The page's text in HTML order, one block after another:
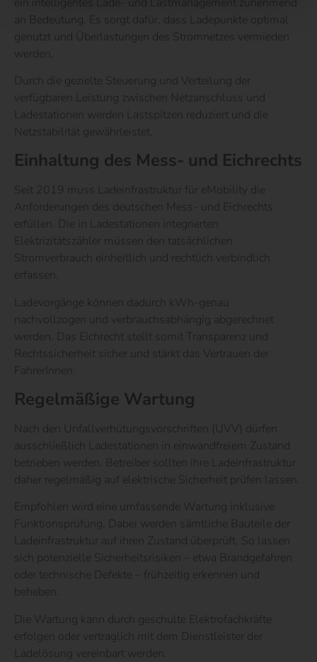
an Bedeutung. Es sorgt dafür, dass Ladepunkte optimal
genutzt und Überlastungen des Stromnetzes vermieden
werden.
Durch die gezielte Steuerung und Verteilung der
verfügbaren Leistung zwischen Netzanschluss und
Ladestationen werden Lastspitzen reduziert und die
Netzstabilität gewährleistet.
Einhaltung des Mess- und Eichrechts
Seit 2019 muss Ladeinfrastruktur für eMobility die
Anforderungen des deutschen Mess- und Eichrechts
erfüllen. Die in Ladestationen integrierten
Elektrizitätszähler müssen den tatsächlichen
Stromverbrauch einheitlich und rechtlich verbindlich
erfassen.
Ladevorgänge können dadurch kWh-genau
nachvollzogen und verbrauchsabhängig abgerechnet
werden. Das Eichrecht stellt somit Transparenz und
Rechtssicherheit sicher und stärkt das Vertrauen der
FahrerInnen.
Regelmäßige Wartung
Nach den Unfallverhütungsvorschriften (UVV) dürfen
ausschließlich Ladestationen in einwandfreiem Zustand
betrieben werden. Betreiber sollten ihre Ladeinfrastruktur
daher regelmäßig auf elektrische Sicherheit prüfen lassen.
Empfohlen wird eine umfassende Wartung inklusive
Funktionsprüfung. Dabei werden sämtliche Bauteile der
Ladeinfrastruktur auf ihren Zustand überprüft. So lassen
sich potenzielle Sicherheitsrisiken – etwa Brandgefahren
oder technische Defekte – frühzeitig erkennen und
beheben.
Die Wartung kann durch geschulte Elektrofachkräfte
erfolgen oder vertraglich mit dem Dienstleister der
Ladelösung vereinbart werden.